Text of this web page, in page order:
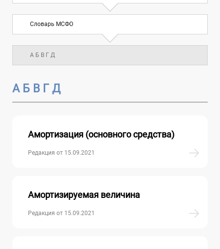
Словарь МСФО
А Б В Г Д
А Б В Г Д
Амортизация (основного средства)
Редакция от 15.09.2021
Амортизируемая величина
Редакция от 15.09.2021